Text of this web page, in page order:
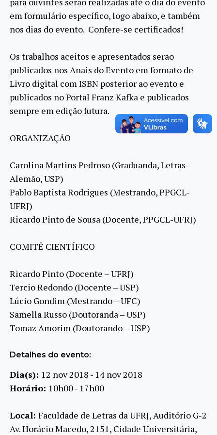
em formulário específico, logo abaixo, e também
nos dias do evento. Confere-se certificados!
Os trabalhos aceitos e apresentados serão
publicados nos Anais do Evento em formato de
Livro digital com ISBN posterior ao evento e
publicados no Portal Franz Kafka e publicados
sempre em edição futura.
ORGANIZAÇÃO
Carolina Martins Pedroso (Graduanda, Letras-
Alemão, USP)
Pablo Baptista Rodrigues (Mestrando, PPGCL-
UFRJ)
Ricardo Pinto de Sousa (Docente, PPGCL-UFRJ)
COMITÊ CIENTÍFICO
Ricardo Pinto (Docente – UFRJ)
Tercio Redondo (Docente – USP)
Lúcio Gondim (Mestrando – UFC)
Samella Russo (Doutoranda – USP)
Tomaz Amorim (Doutorando – USP)
Detalhes do evento:
Dia(s): 12 nov 2018 - 14 nov 2018
Horário: 10h00 - 17h00
Local: Faculdade de Letras da UFRJ, Auditório G-2
Av. Horácio Macedo, 2151, Cidade Universitária,